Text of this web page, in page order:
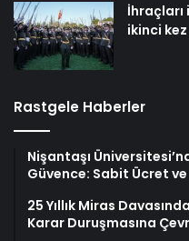
İhraçları
ikinci
Rastgele Haberler
Nişantaşı
Güvence: Sabit Ücret
25 Yıllık Miras
Karar Duruşmasına